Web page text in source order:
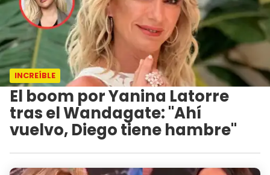
INCREÍBLE
El boom por Yanina Latorre
tras el Wandagate: "Ahí
vuelvo, Diego tiene hambre"